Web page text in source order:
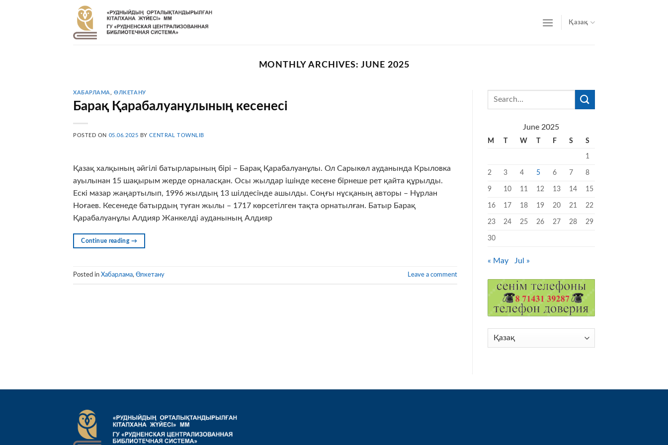
Қазақ
MONTHLY ARCHIVES:JUNE 2025
ХАБАРЛАМА ,ӨЛКЕТАНУ
Барақ Қарабалуанұлының кесенесі
POSTED ON 05.06.2025 BYCENTRAL TOWNLIB
Қазақ халқының әйгілі батырларының бірі – Барақ Қарабалуанұлы. Ол Сарыкөл ауданында Крыловка
ауылынан 15 шақырым жерде орналасқан. Осы жылдар ішінде кесене бірнеше рет қайта құрылды.
Ескі мазар жаңартылып, 1996 жылдың 13 шілдесінде ашылды. Соңғы нұсқаның авторы – Нұрлан
Ноғаев. Кесенеде батырдың туған жылы – 1717 көрсетілген тақта орнатылған. Батыр Барақ
Қарабалуанұлы Алдияр Жанкелді ауданының Алдияр
Continue reading →
Posted in Хабарлама, Өлкетану Leave a comment
June 2025
M T W T F S S
1
2 3 4 5 6 7 8
9 10 11 12 13 14 15
16 17 18 19 20 21 22
23 24 25 26 27 28 29
30
« May Jul »
Choose